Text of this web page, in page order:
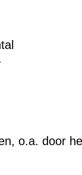
o.a. door